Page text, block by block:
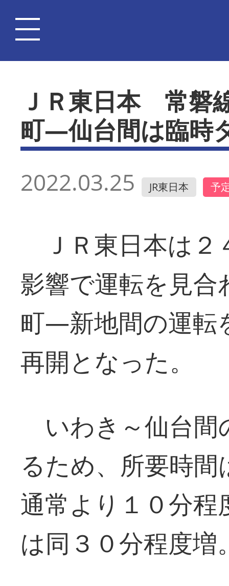
ＪＲ東日本 常磐
町―仙台間は臨時
2022.03.25 JR東日本 予
ＪＲ東日本は２
影響で運転を見
町―新地間の運転
再開となった。
いわき～仙台間
るため、所要時
通常より１０分
は同３０分程度増